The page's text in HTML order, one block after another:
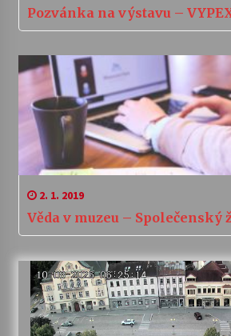
Pozvánka na výstavu –
2. 1. 2019
Věda v muzeu – Společenský